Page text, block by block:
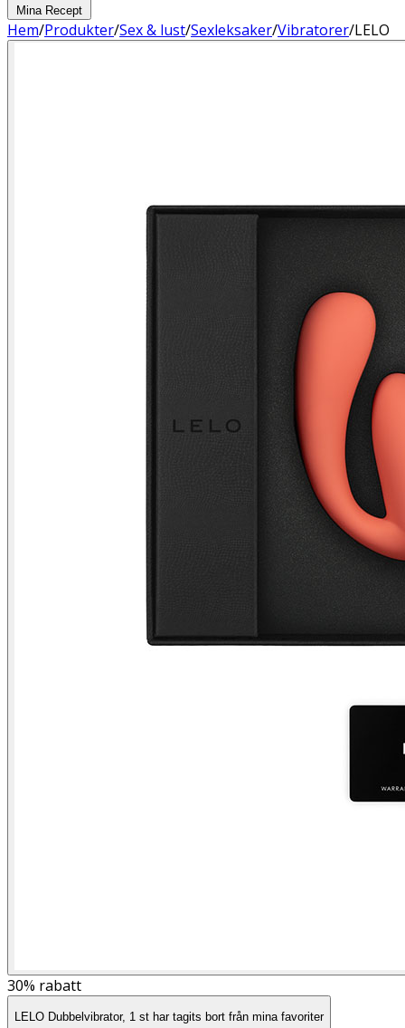
Mina Recept
Hem/Produkter/Sex & lust/Sexleksaker/Vibratorer/LELO
30% rabatt
LELO Dubbelvibrator, 1 st har tagits bort från mina favoriter